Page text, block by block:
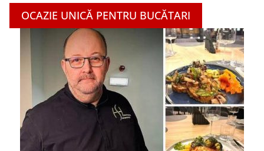
OCAZIE UNICĂ PENTRU BUCĂTARI